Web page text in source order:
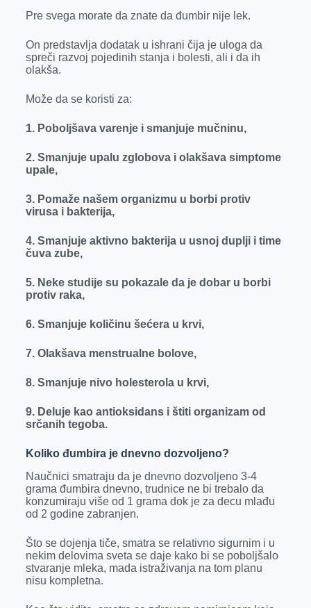
Pre svega morate da znate da đumbir nije lek.
On predstavlja dodatak u ishrani čija je uloga da
spreči razvoj pojedinih stanja i bolesti, ali i da ih
olakša.
Može da se koristi za:
1. Poboljšava varenje i smanjuje mučninu,
2. Smanjuje upalu zglobova i olakšava simptome
upale,
3. Pomaže našem organizmu u borbi protiv
virusa i bakterija,
4. Smanjuje aktivno bakterija u usnoj duplji i time
čuva zube,
5. Neke studije su pokazale da je dobar u borbi
protiv raka,
6. Smanjuje količinu šećera u krvi,
7. Olakšava menstrualne bolove,
8. Smanjuje nivo holesterola u krvi,
9. Deluje kao antioksidans i štiti organizam od
srčanih tegoba.
Koliko đumbira je dnevno dozvoljeno?
Naučnici smatraju da je dnevno dozvoljeno 3-4
grama đumbira dnevno, trudnice ne bi trebalo da
konzumiraju više od 1 grama dok je za decu mlađu
od 2 godine zabranjen.
Što se dojenja tiče, smatra se relativno sigurnim i u
nekim delovima sveta se daje kako bi se poboljšalo
stvaranje mleka, mada istraživanja na tom planu
nisu kompletna.